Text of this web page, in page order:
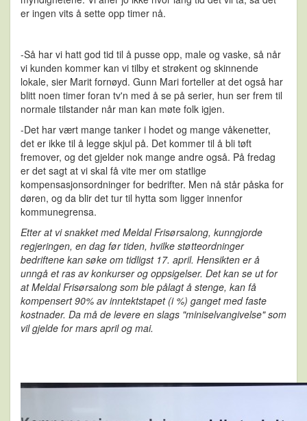
er ingen vits å sette opp timer nå.
-Så har vi hatt god tid til å pusse opp, male og vaske, så når
vi kunden kommer kan vi tilby et strøkent og skinnende
lokale, sier Marit fornøyd. Gunn Mari forteller at det også har
blitt noen timer foran tv'n med å se på serier, hun ser frem til
normale tilstander når man kan møte folk igjen.
-Det har vært mange tanker i hodet og mange våkenetter,
det er ikke til å legge skjul på. Det kommer til å bli tøft
fremover, og det gjelder nok mange andre også. På fredag
er det sagt at vi skal få vite mer om statlige
kompensasjonsordninger for bedrifter. Men nå står påska for
døren, og da blir det tur til hytta som ligger innenfor
kommunegrensa.
Etter at vi snakket med Meldal Frisørsalong, kunngjorde
regjeringen, en dag før tiden, hvilke støtteordninger
bedriftene kan søke om tidligst 17. april. Hensikten er å
unngå et ras av konkurser og oppsigelser. Det kan se ut for
at Meldal Frisørsalong som ble pålagt å stenge, kan få
kompensert 90% av inntektstapet (i %) ganget med faste
kostnader. Da må de levere en slags "miniselvangivelse" som
vil gjelde for mars april og mai.